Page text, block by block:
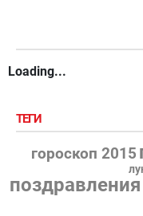
Loading...
ТЕГИ
гороскоп 2015